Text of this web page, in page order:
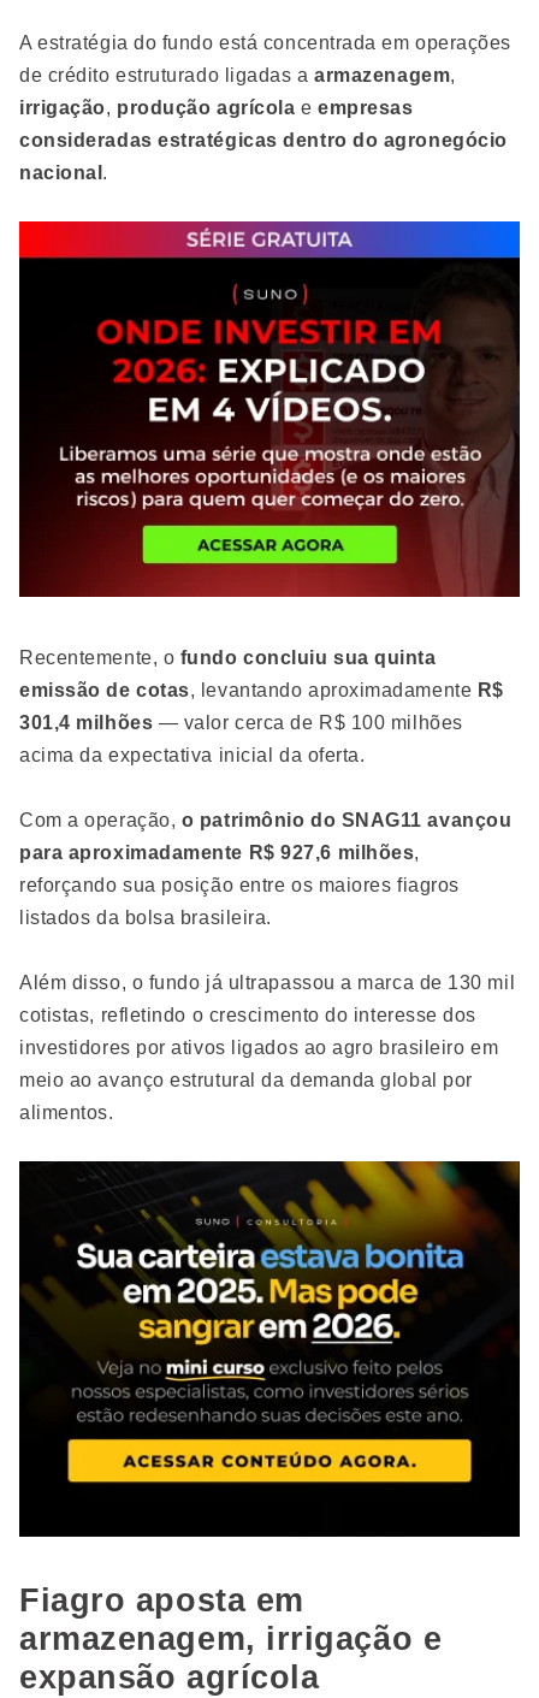
A estratégia do fundo está concentrada em operações
de crédito estruturado ligadas aarmazenagem,
irrigação, produção agrícola eempresas
consideradas estratégicas dentro do agronegócio
nacional .
Recentemente, o fundo concluiu sua quinta
emissão de cotas, levantando aproximadamente R$
301,4 milhões — valor cerca de R$ 100 milhões
acima da expectativa inicial da oferta.
Com a operação, o patrimônio do SNAG11 avançou
para aproximadamente R$ 927,6 milhões,
reforçando sua posição entre os maiores fiagros
listados da bolsa brasileira.
Além disso, o fundo já ultrapassou a marca de 130 mil
cotistas, refletindo o crescimento do interesse dos
investidores por ativos ligados ao agro brasileiro em
meio ao avanço estrutural da demanda global por
alimentos.
Fiagro aposta em
armazenagem, irrigação e
expansão agrícola